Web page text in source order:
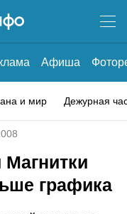
Афиша
и мир Дежурная
графика